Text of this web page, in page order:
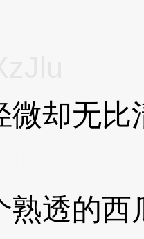
却无比
透的西